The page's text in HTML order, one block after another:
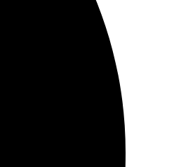
Ничего лишнего,